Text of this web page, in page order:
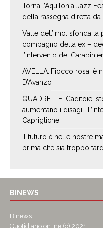
Torna l’Aquilonia Jazz
della rassegna diretta
Valle dell’Irno: sfonda la
compagno della ex –
l’intervento dei
AVELLA. Fiocco rosa: è
D’Avanzo
QUADRELLE. Caditoie,
aumentano i disagi”.
Capriglione
Il futuro è nelle nostre
prima che sia troppo
BINEWS
Binews
Quotidiano online (c) 2021